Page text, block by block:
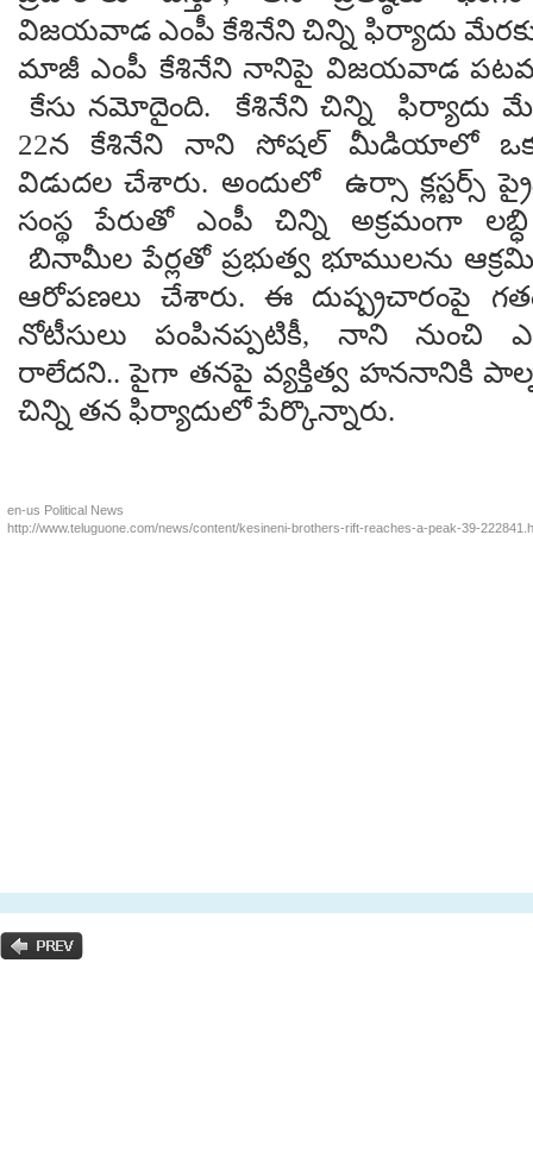
విజయవాడ ఎంపీ కేశినేని చిన్ని ఫిర్యాదు
మాజీ ఎంపీ కేశినేని నానిపై విజయవాడ
కేసు నమోదైంది. కేశినేని చిన్ని ఫిర్యాదు
22న కేశినేని నాని సోషల్ మీడియాలో ఒక
విడుదల చేశారు. అందులో ఉర్సా
సంస్థ పేరుతో ఎంపీ చిన్ని అక్రమంగా
బినామీల పేర్లతో ప్రభుత్వ భూములను
ఆరోపణలు చేశారు. ఈ దుష్ప్రచారంపై
నోటీసులు పంపినప్పటికీ, నాని
రాలేదని.. పైగా తనపై వ్యక్తిత్వ హననానికి
చిన్ని తన ఫిర్యాదులో పేర్కొన్నారు.
en-us Political News
http://www.teluguone.com/news/content/kesineni-brothers-rift-reaches-a-peak-39-